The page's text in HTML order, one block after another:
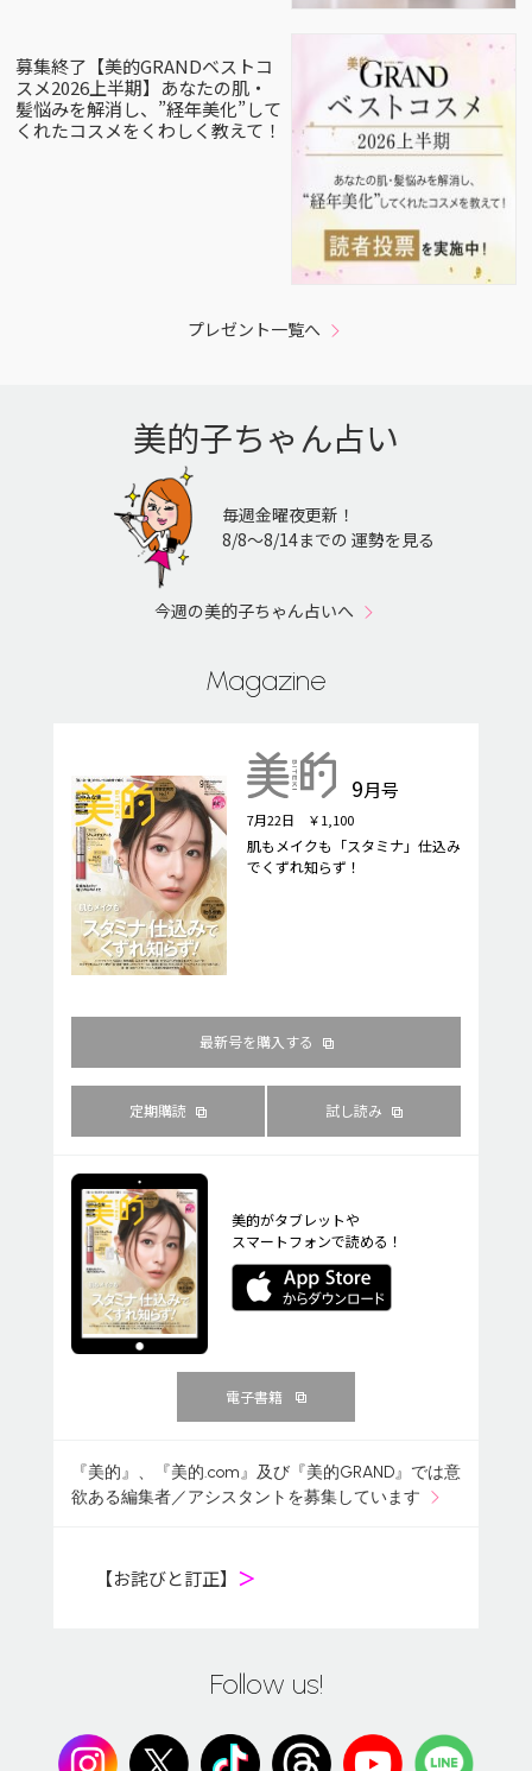
募集終了【美的GRANDベストコ
スメ2026上半期】あなたの肌・
髪悩みを解消し、”経年美化”して
くれたコスメをくわしく教えて！
プレゼント一覧へ
美的子ちゃん占い
毎週金曜夜更新！
8/8〜8/14までの 運勢を見る
今週の美的子ちゃん占いへ
Magazine
9月号
7月22日 ￥1,100
肌もメイクも「スタミナ」仕込み
でくずれ知らず！
最新号を購入する
定期購読 試し読み
美的がタブレットや
スマートフォンで読める！
電子書籍
『美的』、『美的.com』及び『美的GRAND』では意
欲ある編集者／アシスタントを募集しています
【お詫びと訂正】 ＞
Follow us!